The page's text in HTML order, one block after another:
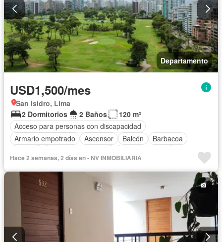
Departamento
USD1,500/mes
San Isidro, Lima
2 Dormitorios
2 Baños
120 m²
Acceso para personas con discapacidad
Armario empotrado
Ascensor Balcón
Barbacoa
Cocina equipada
Cuarto de servicio
Gimnasio
Internet
Vigilante
Vista panorámica
Permite mascotas
Permite niños
Hace 2 semanas, 2 días en - NV INMOBILIARIA